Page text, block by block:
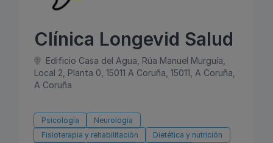
Clínica Longevid Salud
Edificio Casa del Agua, Rúa Manuel Murguía,
Local 2, Planta 0, 15011 A Coruña, 15011, A Coruña,
A Coruña
Psicología
Neurología
Fisioterapia y rehabilitación
Dietética y nutrición